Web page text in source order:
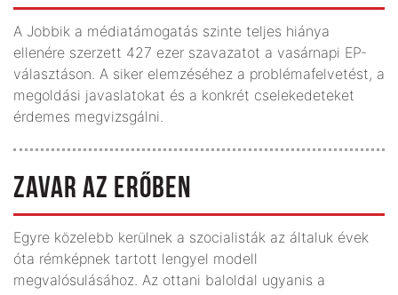
A Jobbik a médiatámogatás szinte teljes hiánya
ellenére szerzett 427 ezer szavazatot a vasárnapi EP-
választáson. A siker elemzéséhez a problémafelvetést, a
megoldási javaslatokat és a konkrét cselekedeteket
érdemes megvizsgálni.
ZAVAR AZ ERŐBEN
Egyre közelebb kerülnek a szocialisták az általuk évek
óta rémképnek tartott lengyel modell
megvalósulásához. Az ottani baloldal ugyanis a